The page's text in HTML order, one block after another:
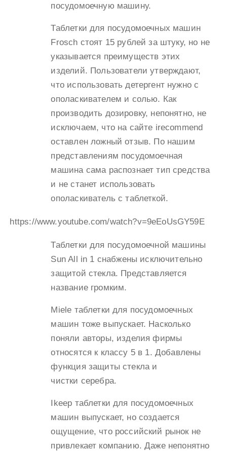
посудомоечную машину.
Таблетки для посудомоечных машин
Frosch стоят 15 рублей за штуку, но не
указывается преимуществ этих
изделий. Пользователи утверждают,
что использовать детергент нужно с
ополаскивателем и солью. Как
производить дозировку, непонятно, не
исключаем, что на сайте irecommend
оставлен ложный отзыв. По нашим
представлениям посудомоечная
машина сама распознает тип средства
и не станет использовать
ополаскиватель с таблеткой.
https://www.youtube.com/watch?v=9eEoUsGY59E
Таблетки для посудомоечной машины
Sun All in 1 снабжены исключительно
защитой стекла. Представляется
название громким.
Miele таблетки для посудомоечных
машин тоже выпускает. Насколько
поняли авторы, изделия фирмы
относятся к классу 5 в 1. Добавлены
функция защиты стекла и
чистки серебра.
Ikeep таблетки для посудомоечных
машин выпускает, но создается
ощущение, что российский рынок не
привлекает компанию. Даже непонятно